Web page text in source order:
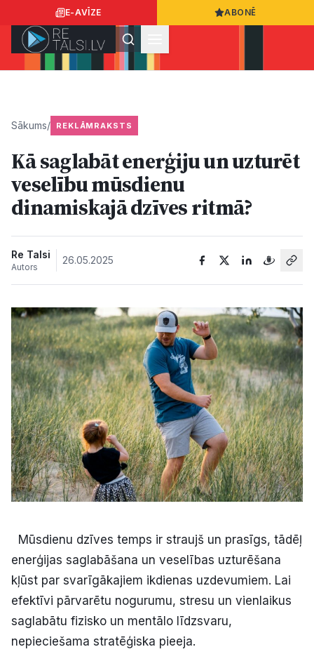
E-AVĪZE ABONĒ
Ziņas
Sabiedrība
Kultūra
Bizness
Video
Vieta
Sludinājumi
Pasākumi
Reklāma
Politiskā reklāma
Sākums/ REKLĀMRAKSTS
Kā saglabāt enerģiju un uzturēt
veselību mūsdienu
dinamiskajā dzīves ritmā?
Re Talsi
Autors
26.05.2025
Mūsdienu dzīves temps ir straujš un prasīgs, tādēļ
enerģijas saglabāšana un veselības uzturēšana
kļūst par svarīgākajiem ikdienas uzdevumiem. Lai
efektīvi pārvarētu nogurumu, stresu un vienlaikus
saglabātu fizisko un mentālo līdzsvaru,
nepieciešama stratēģiska pieeja.